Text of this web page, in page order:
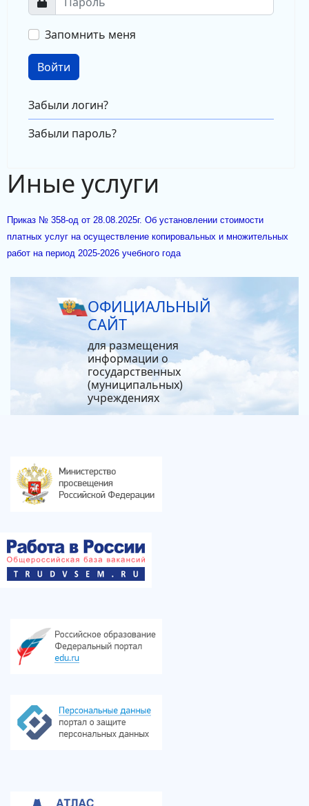
Запомнить меня
Войти
Забыли логин?
Забыли пароль?
Иные услуги
Приказ № 358-од от 28.08.2025г. Об установлении стоимости
платных услуг на осуществление копировальных и множительных
работ на период 2025-2026 учебного года
ОФИЦИАЛЬНЫЙ
САЙТ
для размещения
информации о
государственных
(муниципальных)
учреждениях